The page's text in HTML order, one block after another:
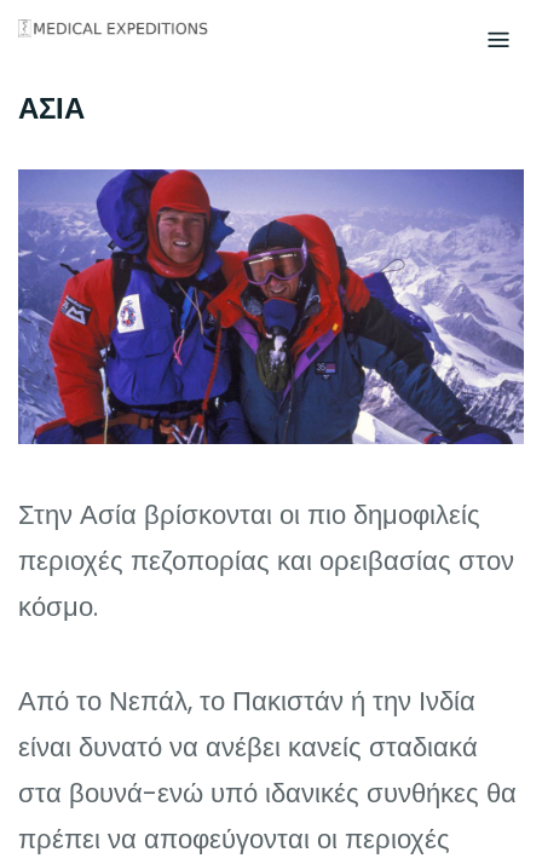
Skip
content
ΑΣΙΑ
Στην Ασία βρίσκονται οι πιο δημοφιλείς
περιοχές πεζοπορίας και ορειβασίας στον
κόσμο.
Από το Νεπάλ, το Πακιστάν ή την Ινδία
είναι δυνατό να ανέβει κανείς σταδιακά
στα βουνά-ενώ υπό ιδανικές συνθήκες θα
πρέπει να αποφεύγονται οι περιοχές